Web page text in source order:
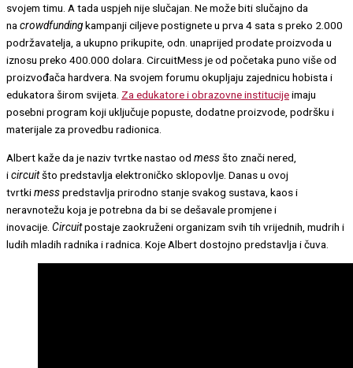
svojem timu. A tada uspjeh nije slučajan. Ne može biti slučajno da
na crowdfundingkampanji ciljeve postignete u prva 4 sata s preko 2.000
podržavatelja, a ukupno prikupite, odn. unaprijed prodate proizvoda u
iznosu preko 400.000 dolara. CircuitMess je od početaka puno više od
proizvođača hardvera. Na svojem forumu okupljaju zajednicu hobista i
edukatora širom svijeta. Za edukatore i obrazovne institucijeimaju
posebni program koji uključuje popuste, dodatne proizvode, podršku i
materijale za provedbu radionica.
Albert kaže da je naziv tvrtke nastao od messšto znači nered,
icircuitšto predstavlja elektroničko sklopovlje. Danas u ovoj
tvrtkimesspredstavlja prirodno stanje svakog sustava, kaos i
neravnotežu koja je potrebna da bi se dešavale promjene i
inovacije. Circuitpostaje zaokruženi organizam svih tih vrijednih, mudrih i
ludih mladih radnika i radnica. Koje Albert dostojno predstavlja i čuva.